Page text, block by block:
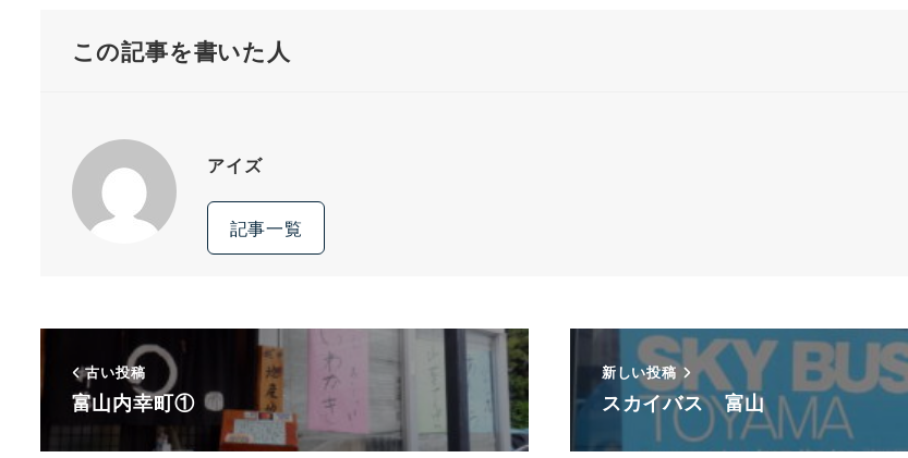
この記事を書いた人
アイズ
記事一覧
古い投稿
富山内幸町①
新しい投稿
スカイバス 富山